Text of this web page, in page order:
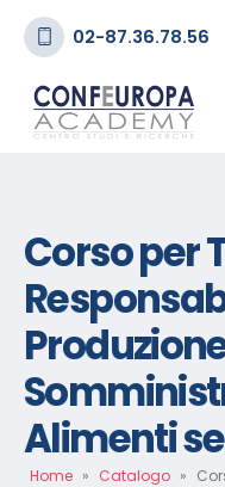
02-87.36.78.56
Corso per
Alimenti
Home » Catalogo »